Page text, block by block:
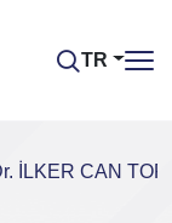
TR
İLKER CAN